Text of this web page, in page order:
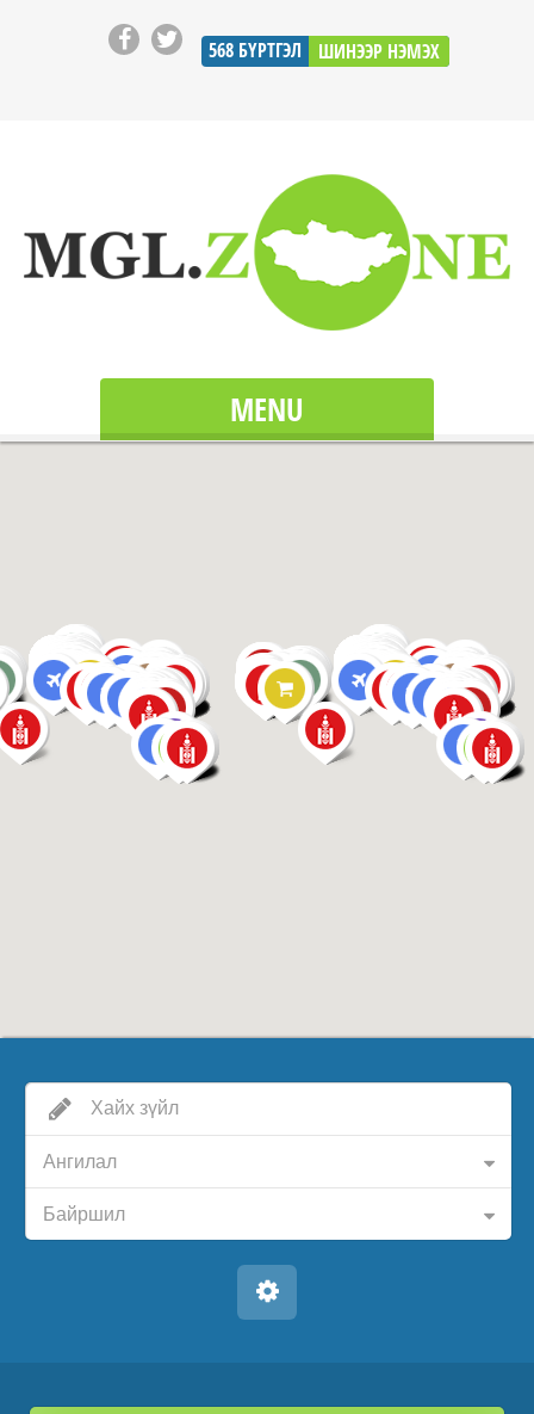
568 БҮРТГЭЛ ШИНЭЭР НЭМЭХ
MENU
Ангилал
Байршил